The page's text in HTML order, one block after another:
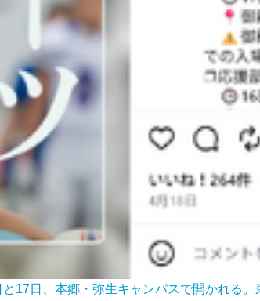
17日、本郷・弥生キャンパスで開かれる